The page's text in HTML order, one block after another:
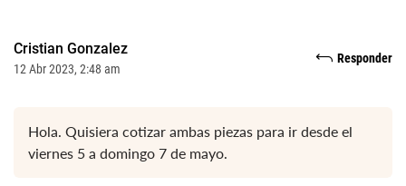
Cristian Gonzalez
12 Abr 2023, 2:48 am
Responder
Hola. Quisiera cotizar ambas piezas para ir desde el
viernes 5 a domingo 7 de mayo.